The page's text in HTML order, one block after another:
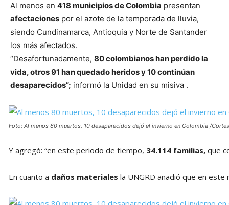
Al menos en 418 municipios de Colombia presentan
afectaciones por el azote de la temporada de lluvia,
siendo Cundinamarca, Antioquia y Norte de Santander
los más afectados.
“Desafortunadamente, 80 colombianos han perdido la
vida, otros 91 han quedado heridos y 10 continúan
desaparecidos”; informó la Unidad en su misiva .
Foto: Al menos 80 muertos, 10 desaparecidos dejó el invierno en Colombia /
Y agregó: “en este periodo de tiempo, 34.114 familias, que
En cuanto a daños materiales la UNGRD añadió que en